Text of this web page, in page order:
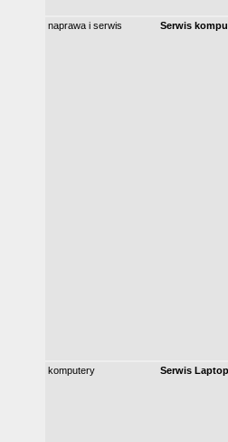
naprawa i serwis Serwis
komputery Serwis